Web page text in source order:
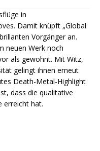
in
Damit knüpft „Global
Vorgänger an.
neuen Werk noch
als gewohnt. Mit Witz,
gelingt ihnen erneut
Death-Metal-Highlight
dass die qualitative
erreicht hat.